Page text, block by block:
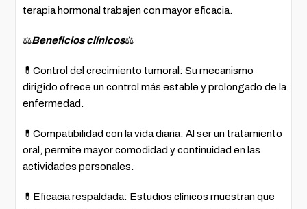
terapia hormonal trabajen con mayor eficacia.
⚖️Beneficios clínicos⚖️
💊Control del crecimiento tumoral: Su mecanismo
dirigido ofrece un control más estable y prolongado de la
enfermedad.
💊Compatibilidad con la vida diaria: Al ser un tratamiento
oral, permite mayor comodidad y continuidad en las
actividades personales.
💊Eficacia respaldada: Estudios clínicos muestran que